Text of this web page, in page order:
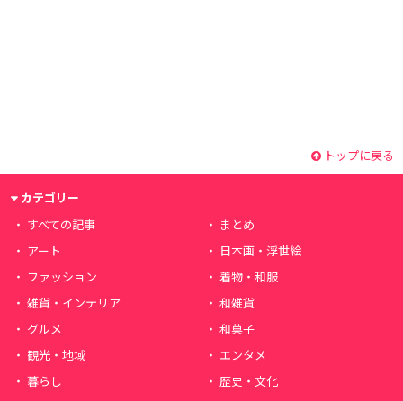
トップに戻る
カテゴリー
すべての記事
まとめ
アート
日本画・浮世絵
ファッション
着物・和服
雑貨・インテリア
和雑貨
グルメ
和菓子
観光・地域
エンタメ
暮らし
歴史・文化